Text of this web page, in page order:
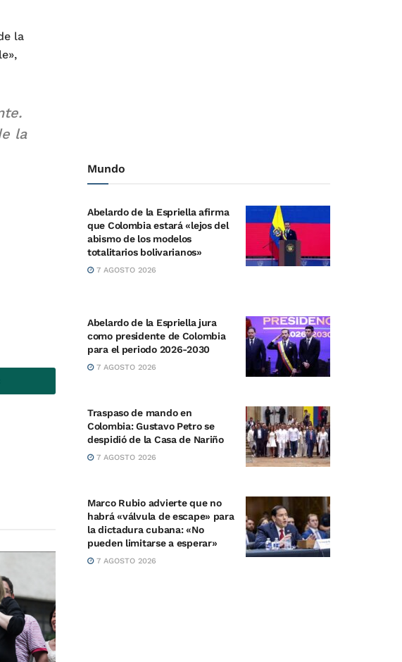
la
la
Mundo
Abelardo de la Espriella afirma
que Colombia estará «lejos del
abismo de los modelos
totalitarios bolivarianos»
7 AGOSTO 2026
Abelardo de la Espriella jura
como presidente de Colombia
para el periodo 2026-2030
7 AGOSTO 2026
Traspaso de mando en
Colombia: Gustavo Petro se
despidió de la Casa de Nariño
7 AGOSTO 2026
Marco Rubio advierte que no
habrá «válvula de escape» para
la dictadura cubana: «No
pueden limitarse a esperar»
7 AGOSTO 2026